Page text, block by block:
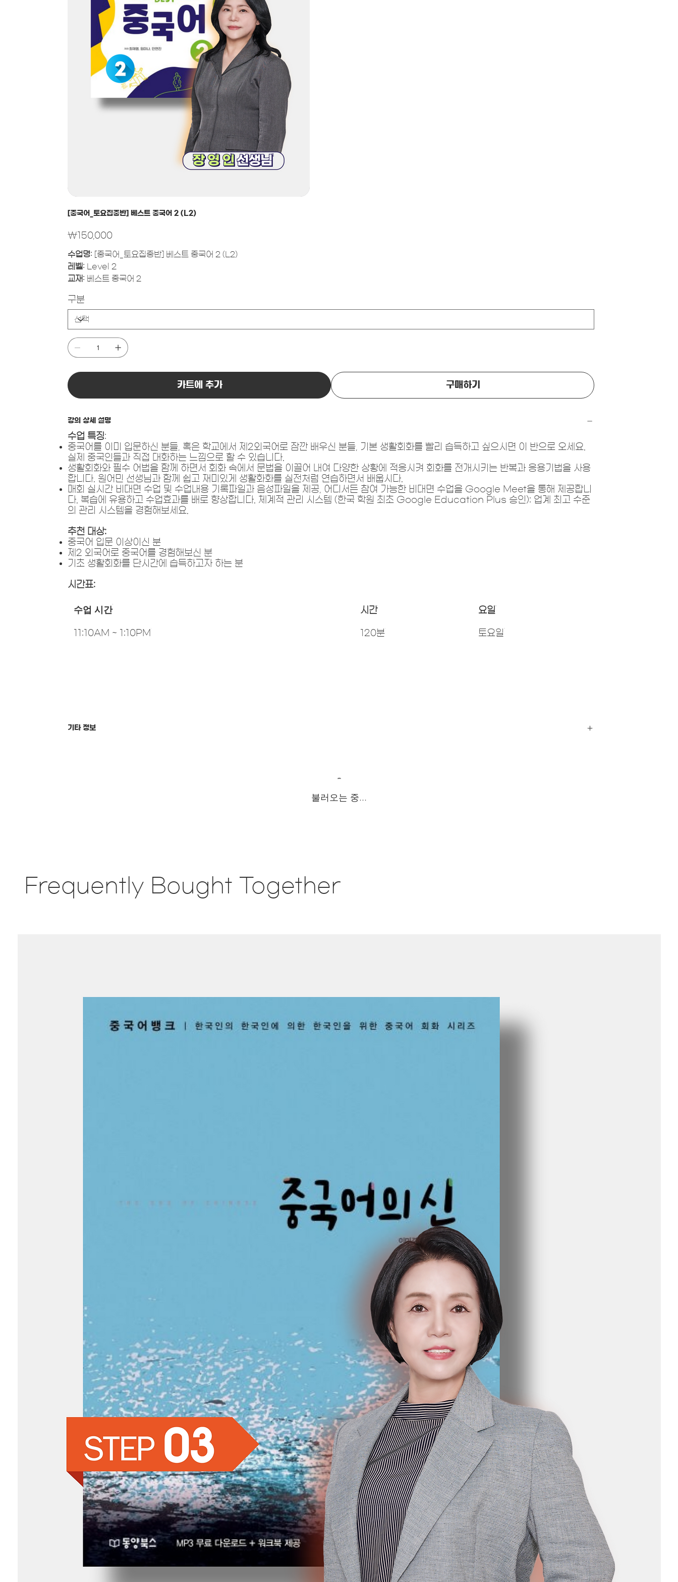
[중국어_토요집중반] 베스트 중국어 2 (L2)
가
격
₩150,000
수업명:
[중국어_토요집중반] 베스트 중국어 2 (L2)
레벨: Level 2
교재: 베스트 중국어 2
구분
카트에 추가 구매하기
강의 상세 설명
수업 특징:
중국어를 이미 입문하신 분들, 혹은 학교에서 제2외국어로 잠깐 배우신 분들, 기본 생활회화를 빨리 습득하고 싶으시면 이 반으로 오세요.
실제 중국인들과 직접 대화하는 느낌으로 할 수 있습니다.
생활회화와 필수 어법을 함께 하면서 회화 속에서 문법을 이끌어 내여 다양한 상황에 적응시켜 회화를 전개시키는 반복과 응용기법을 사용
합니다. 원어민 선생님과 함께 쉽고 재미있게 생활화화를 실전처럼 연습하면서 배웁시다.
매회 실시간 비대면 수업 및 수업내용 기록파일과 음성파일을 제공, 어디서든 참여 가능한 비대면 수업을 Google Meet을 통해 제공합니
다. 복습에 유용하고 수업효과를 배로 향상합니다. 체계적 관리 시스템 (한국 학원 최초 Google Education Plus 승인): 업계 최고 수준
의 관리 시스템을 경험해보세요.
추천 대상:
중국어 입문 이상이신 분
제2 외국어로 중국어를 경험해보신 분
기초 생활회화를 단시간에 습득하고자 하는 분
시간표:
수업 시간 시간 요일
11:10AM ~ 1:10PM 120분 토요일
기타 정보
불러오는 중...
Frequently Bought Together